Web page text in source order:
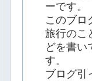
ーです。
このブロ
旅行のこ
どを書い
す。
ブログ引